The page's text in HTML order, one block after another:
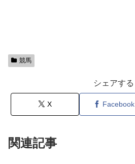
競馬
シェアする
X Facebook
関連記事